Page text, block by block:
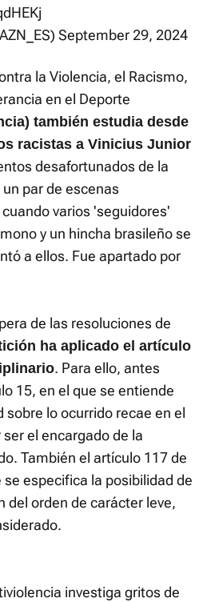
September 29, 2024
la Violencia, el Racismo,
en el Deporte
también estudia desde
racistas a Vinicius Junior
desafortunados de la
par de escenas
varios 'seguidores'
y un hincha brasileño se
a ellos. Fue apartado por
de las resoluciones de
ha aplicado el artículo
. Para ello, antes
15, en el que se entiende
sobre lo ocurrido recae en el
ser el encargado de la
También el artículo 117 de
especifica la posibilidad de
del orden de carácter leve,
investiga gritos de